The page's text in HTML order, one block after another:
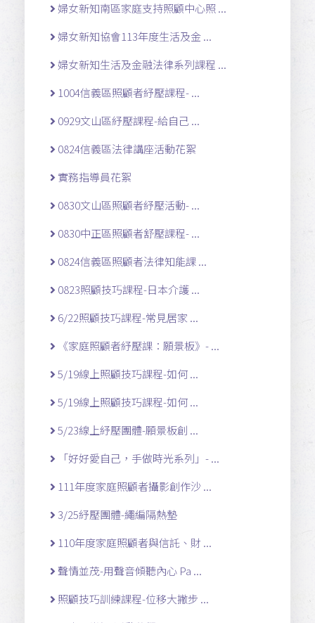
婦女新知南區家庭支持照顧中心照 ...
婦女新知協會113年度生活及金 ...
婦女新知生活及金融法律系列課程 ...
1004信義區照顧者紓壓課程- ...
0929文山區紓壓課程-給自己 ...
0824信義區法律講座活動花絮
實務指導員花絮
0830文山區照顧者紓壓活動- ...
0830中正區照顧者舒壓課程- ...
0824信義區照顧者法律知能課 ...
0823照顧技巧課程-日本介護 ...
6/22照顧技巧課程-常見居家 ...
《家庭照顧者紓壓課：願景板》- ...
5/19線上照顧技巧課程-如何 ...
5/19線上照顧技巧課程-如何 ...
5/23線上紓壓團體-願景板創 ...
「好好愛自己，手做時光系列」- ...
111年度家庭照顧者攝影創作沙 ...
3/25紓壓團體-繩編隔熱墊
110年度家庭照顧者與信託、財 ...
聲情並茂-用聲音傾聽內心 Pa ...
照顧技巧訓練課程-位移大撇步 ...